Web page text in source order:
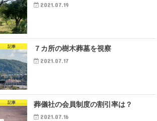
2021.07.19
記事 ７カ所の樹木葬墓を視察
2021.07.17
記事 葬儀社の会員制度の割引率は？
2021.07.16